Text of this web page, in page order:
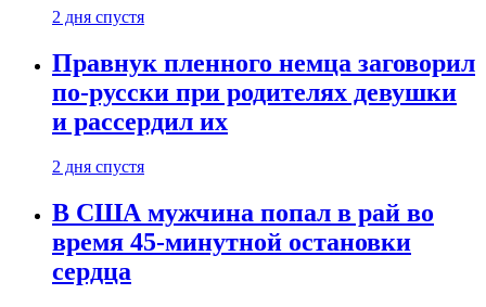
2 дня спустя
Правнук пленного немца заговорил
по-русски при родителях девушки
и рассердил их
2 дня спустя
В США мужчина попал в рай во
время 45-минутной остановки
сердца